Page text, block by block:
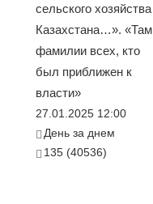
сельского хозяйства
Казахстана…». «Там
фамилии всех, кто
был приближен к
власти»
27.01.2025 12:00
День за днем
135 (40536)